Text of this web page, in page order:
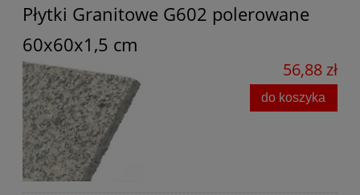
Płytki Granitowe G602 polerowane
60x60x1,5 cm
56,88 zł
do koszyka